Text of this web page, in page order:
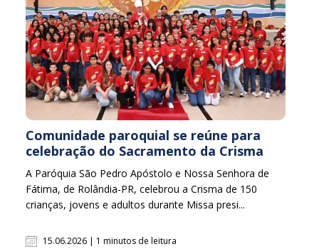
Comunidade paroquial se reúne para
celebração do Sacramento da Crisma
A Paróquia São Pedro Apóstolo e Nossa Senhora de
Fátima, de Rolândia-PR, celebrou a Crisma de 150
crianças, jovens e adultos durante Missa presi...
15.06.2026 | 1 minutos de leitura